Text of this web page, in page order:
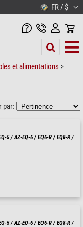
FR / $
et alimentations >
par:
5 / AZ-EQ-6 / EQ6-R / EQ8-R /
5 / AZ-EQ-6 / EQ6-R / EQ8-R /